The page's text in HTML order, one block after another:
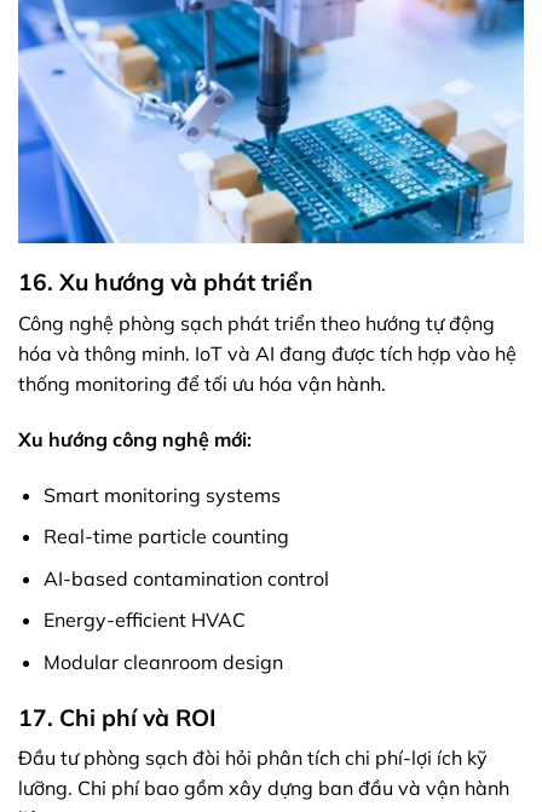
16. Xu hướng và phát triển
Công nghệ phòng sạch phát triển theo hướng tự động
hóa và thông minh. IoT và AI đang được tích hợp vào hệ
thống monitoring để tối ưu hóa vận hành.
Xu hướng công nghệ mới:
Smart monitoring systems
Real-time particle counting
AI-based contamination control
Energy-efficient HVAC
Modular cleanroom design
17. Chi phí và ROI
Đầu tư phòng sạch đòi hỏi phân tích chi phí-lợi ích kỹ
lưỡng. Chi phí bao gồm xây dựng ban đầu và vận hành